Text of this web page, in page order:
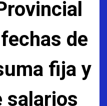
de
fija y
salarios